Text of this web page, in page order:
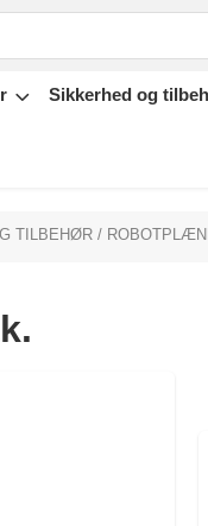
Sikkerhed og
TILBEHØR /